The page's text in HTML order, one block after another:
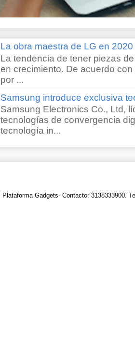
La obra maestra de LG en
La tendencia de tener piezas
en crecimiento. De acuerdo
por ...
Samsung introduce exclusiva
Samsung Electronics Co., Ltd,
tecnologías de convergencia
tecnología in...
Plataforma Gadgets- Contacto: 3138333900.